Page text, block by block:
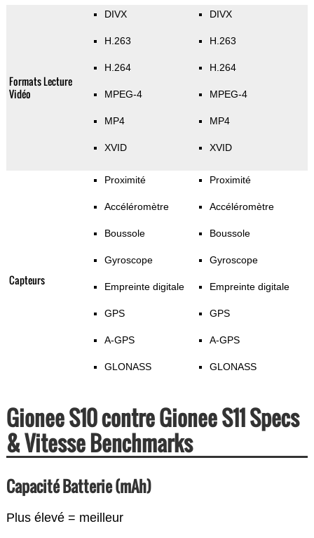
Formats Lecture
Vidéo
DIVX
H.263
H.264
MPEG-4
MP4
XVID
DIVX
H.263
H.264
MPEG-4
MP4
XVID
Capteurs
Proximité
Accéléromètre
Boussole
Gyroscope
Empreinte digitale
GPS
A-GPS
GLONASS
Proximité
Accéléromètre
Boussole
Gyroscope
Empreinte digitale
GPS
A-GPS
GLONASS
Gionee S10 contre Gionee S11 Specs
& Vitesse Benchmarks
Capacité Batterie (mAh)
Plus élevé = meilleur